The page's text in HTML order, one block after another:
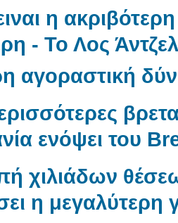
η
- Το Λος
αγοραστική
ενόψει του
χιλιάδων
η μεγαλύτερη